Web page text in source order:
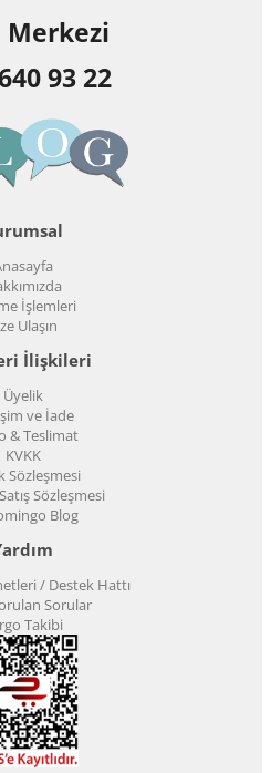
Merkezi
93 22
İşlemleri
Ulaşın
İlişkileri
Üyelik
ve İade
& Teslimat
KVKK
Sözleşmesi
Sözleşmesi
Blog
/ Destek Hattı
Sorular
Takibi